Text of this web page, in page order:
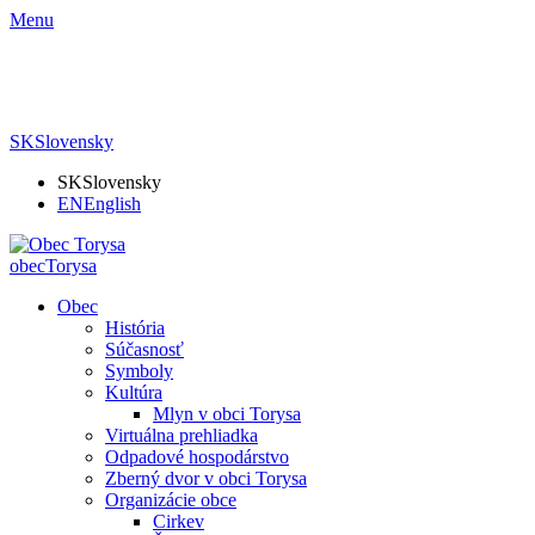
Menu
SKSlovensky
SKSlovensky
ENEnglish
obecTorysa
Obec
História
Súčasnosť
Symboly
Kultúra
Mlyn v obci Torysa
Virtuálna prehliadka
Odpadové hospodárstvo
Zberný dvor v obci Torysa
Organizácie obce
Cirkev